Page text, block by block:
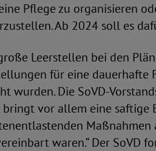
Pflege zu organisieren
Ab 2024 soll es
Leerstellen bei den
für eine
wurden. Die SoVD-
bringt vor allem eine
waren.“ Der SoVD